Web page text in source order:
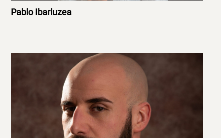
Pablo Ibarluzea